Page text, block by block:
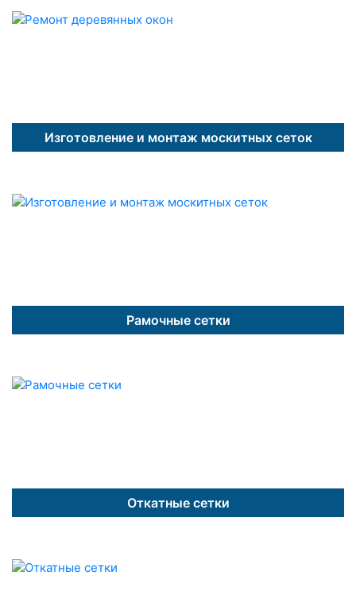
Изготовление и монтаж москитных сеток
Рамочные сетки
Откатные сетки